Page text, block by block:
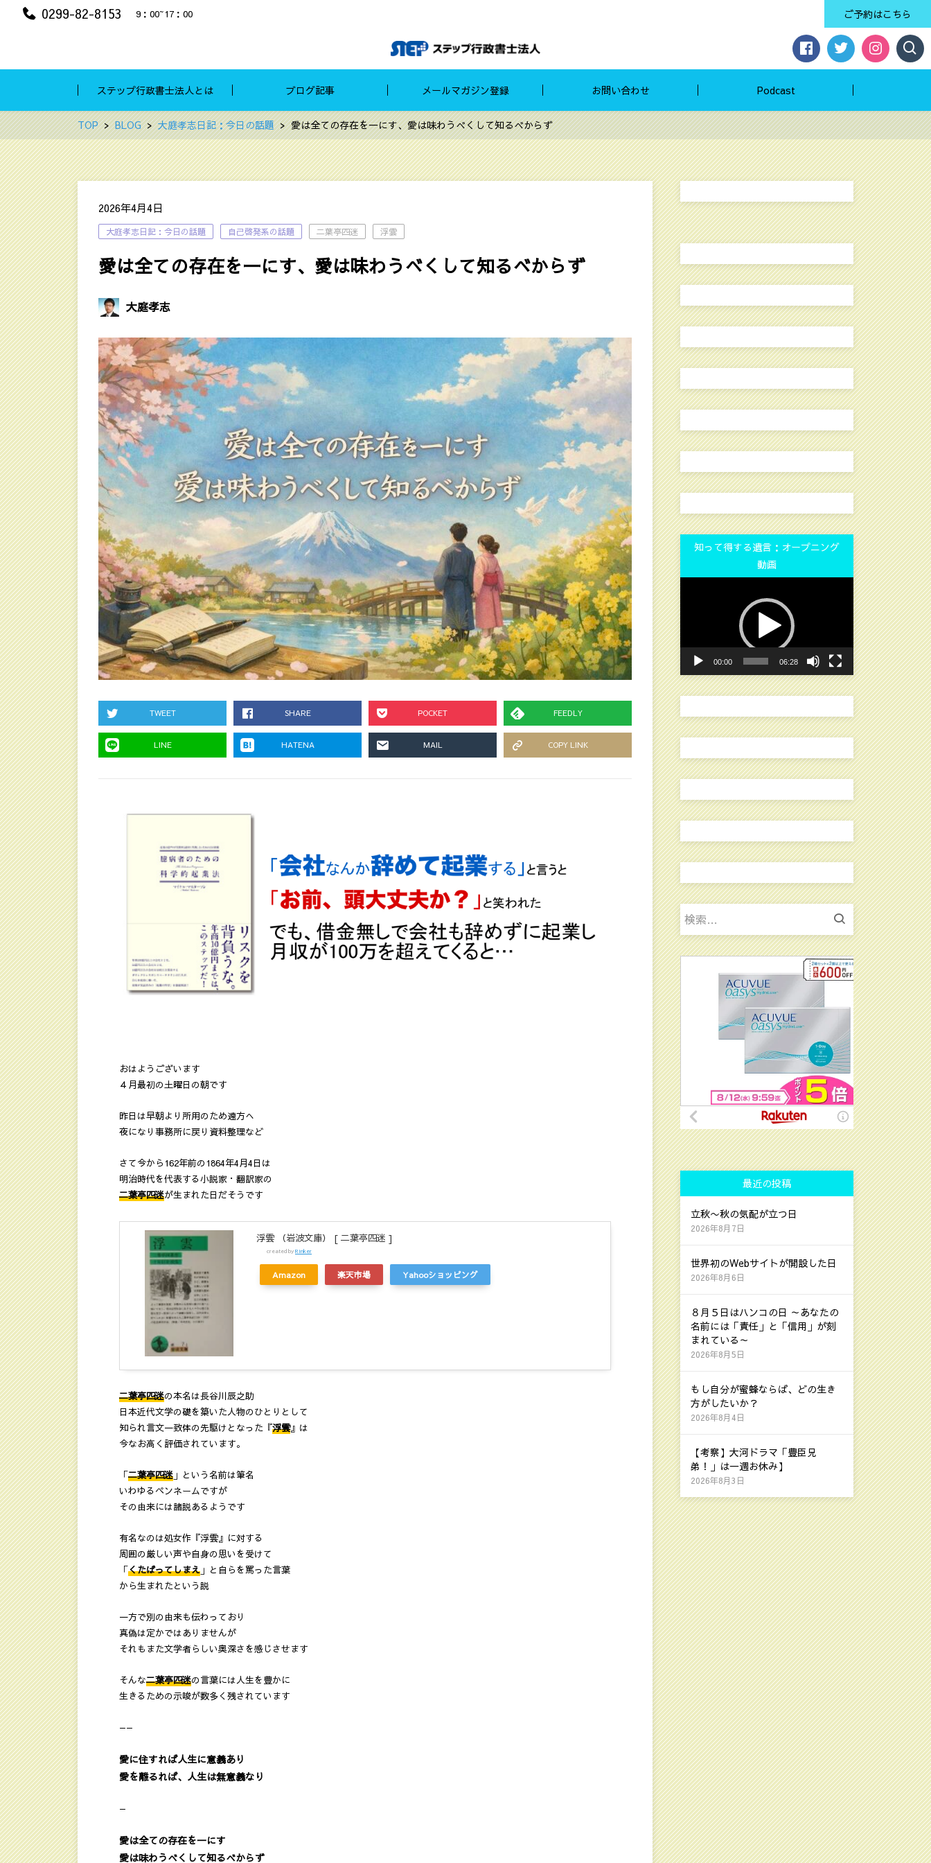
0299-82-8153 9：00~17：00 ご予約はこちら
ステップ行政書士法人とは ブログ記事 メールマガジン登録 お問い合わせ Podcast
TOP BLOG 大庭孝志日記：今日の話題 愛は全ての存在を一にす、愛は味わうべくして知るべからず
2026年4月4日
大庭孝志日記：今日の話題 自己啓発系の話題 二葉亭四迷 浮雲
愛は全ての存在を一にす、愛は味わうべくして知るべからず
大庭孝志
TWEET SHARE POCKET FEEDLY
LINE HATENA MAIL COPY LINK
おはようございます
４月最初の土曜日の朝です
昨日は早朝より所用のため遠方へ
夜になり事務所に戻り資料整理など
さて今から162年前の1864年4月4日は
明治時代を代表する小説家・翻訳家の
二葉亭四迷が生まれた日だそうです
浮雲 （岩波文庫） [ 二葉亭四迷 ]
created byRinker
Amazon 楽天市場 Yahooショッピング
二葉亭四迷の本名は長谷川辰之助
日本近代文学の礎を築いた人物のひとりとして
知られ言文一致体の先駆けとなった『浮雲』は
今なお高く評価されています。
「二葉亭四迷 」という名前は筆名
いわゆるペンネームですが
その由来には諸説あるようです
有名なのは処女作『浮雲』に対する
周囲の厳しい声や自身の思いを受けて
「くたばってしまえ 」と自らを罵った言葉
から生まれたという説
一方で別の由来も伝わっており
真偽は定かではありませんが
それもまた文学者らしい奥深さを感じさせます
そんな二葉亭四迷の言葉には人生を豊かに
生きるための示唆が数多く残されています
——
愛に住すれば人生に意義あり
愛を離るれば、人生は無意義なり
—
愛は全ての存在を一にす
愛は味わうべくして知るべからず
知って得する遺言：オープニング
動画
動
画
プ
レ
ー
ヤ
ー
00:00 06:28
検
索:
最近の投稿
立秋〜秋の気配が立つ日
2026年8月7日
世界初のWebサイトが開設した日
2026年8月6日
８月５日はハンコの日 ～あなたの
名前には「責任」と「信用」が刻
まれている～
2026年8月5日
もし自分が蜜蜂ならば、どの生き
方がしたいか？
2026年8月4日
【考察】大河ドラマ「豊臣兄
弟！」は一週お休み】
2026年8月3日